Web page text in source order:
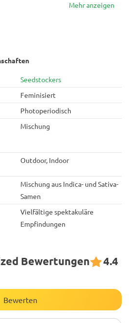
wie überlegenem
ausgewählt wurden. Du
besten Samen aus dem
auf ein paar Special Edition
einzeln gekennzeichnet.
Mehr anzeigen
Seedstockers
Feminisiert
Photoperiodisch
Mischung
Outdoor, Indoor
Mischung aus Indica- und Sativa-
Samen
Vielfältige spektakuläre
Empfindungen
Bewertungen 4.4
Bewerten